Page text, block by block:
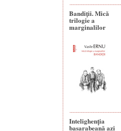
Bandiţii. Mică
trilogie a
marginalilor
Intelighenția
basarabeană azi